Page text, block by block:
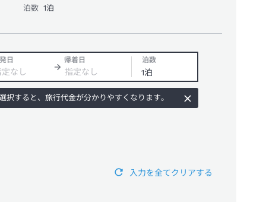
泊数 1泊
日 帰着日 泊数
択すると、旅行代金が分かりやすくなります。
入力を全てクリアする